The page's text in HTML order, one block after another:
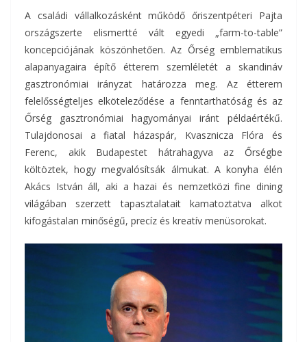
A családi vállalkozásként működő őriszentpéteri Pajta
országszerte elismertté vált egyedi „farm-to-table”
koncepciójának köszönhetően. Az Őrség emblematikus
alapanyagaira építő étterem szemléletét a skandináv
gasztronómiai irányzat határozza meg. Az étterem
felelősségteljes elköteleződése a fenntarthatóság és az
Őrség gasztronómiai hagyományai iránt példaértékű.
Tulajdonosai a fiatal házaspár, Kvasznicza Flóra és
Ferenc, akik Budapestet hátrahagyva az Őrségbe
költöztek, hogy megvalósítsák álmukat. A konyha élén
Akács István áll, aki a hazai és nemzetközi fine dining
világában szerzett tapasztalatait kamatoztatva alkot
kifogástalan minőségű, precíz és kreatív menüsorokat.